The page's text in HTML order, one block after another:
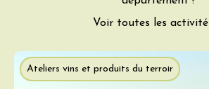
Voir toutes les
Ateliers vins et produits du terroir